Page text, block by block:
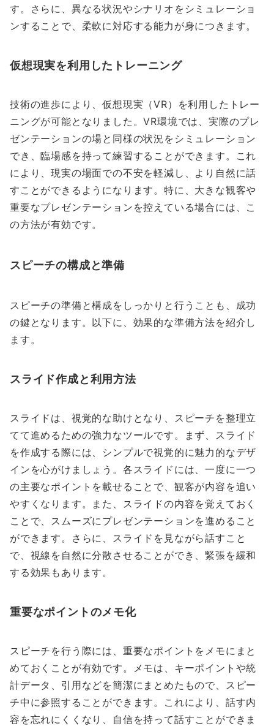
す。さらに、異なる状況やシナリオをシミュレーショ
ンすることで、柔軟に対応する能力が身につきます。
仮想現実を利用したトレーニング
技術の進歩により、仮想現実（VR）を利用したトレー
ニングが可能となりました。VR環境では、実際のプレ
ゼンテーションの場と同様の状況をシミュレーション
でき、臨場感を持って練習することができます。これ
により、現実の場面での不安を軽減し、より自然に話
すことができるようになります。特に、大きな観客や
重要なプレゼンテーションを控えている場合には、こ
の方法が有効です。
スピーチの構成と準備
スピーチの準備と構成をしっかりと行うことも、成功
の鍵となります。以下に、効果的な準備方法を紹介し
ます。
スライド作成と利用方法
スライドは、視覚的な助けとなり、スピーチを整理立
てて進めるための強力なツールです。まず、スライド
を作成する際には、シンプルで視覚的に魅力的なデザ
インを心がけましょう。各スライドには、一度に一つ
の主要なポイントを載せることで、観客が内容を追い
やすくなります。また、スライドの内容を覚えておく
ことで、スムーズにプレゼンテーションを進めること
ができます。さらに、スライドを見ながら話すこと
で、視線を自然に分散させることができ、緊張を緩和
する効果もあります。
重要なポイントのメモ化
スピーチを行う際には、重要なポイントをメモにまと
めておくことが有効です。メモは、キーポイントや統
計データ、引用などを簡潔にまとめたもので、スピー
チ中に参照することができます。これにより、話す内
容を忘れにくくなり、自信を持って話すことができま